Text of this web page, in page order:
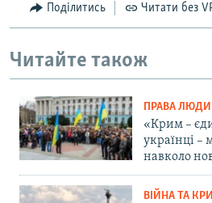
Поділитись Читати без
Читайте також
ПРАВА
«Крим –
українці –
навколо
ВІЙНА ТА